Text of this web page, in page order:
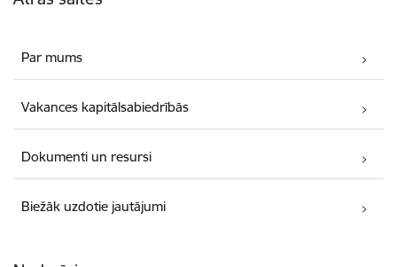
Par mums
Vakances kapitālsabiedrībās
Dokumenti un resursi
Biežāk uzdotie jautājumi